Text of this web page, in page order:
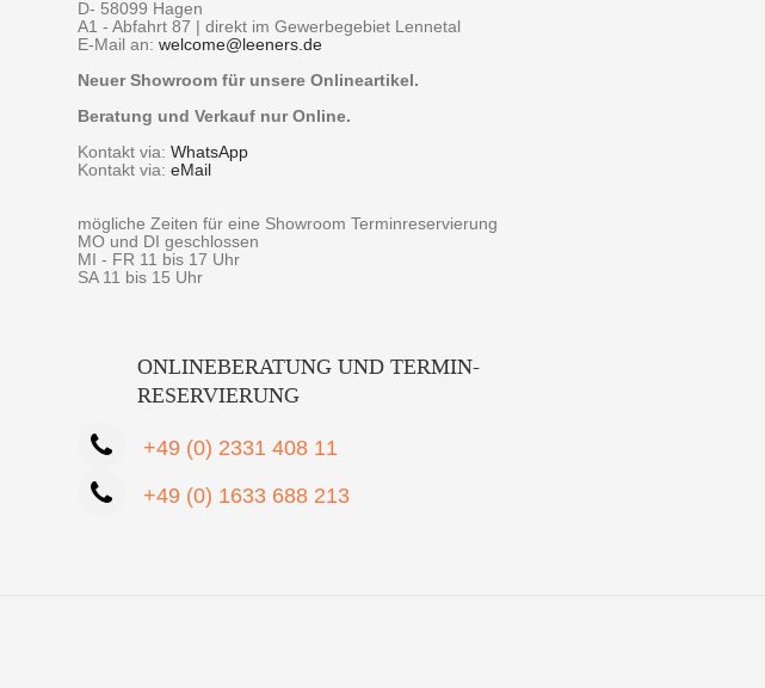
D- 58099 Hagen
A1 - Abfahrt 87 | direkt im Gewerbegebiet Lennetal
E-Mail an: welcome@leeners.de
Neuer Showroom für unsere Onlineartikel.
Beratung und Verkauf nur Online.
Kontakt via: WhatsApp
Kontakt via: eMail
mögliche Zeiten für eine Showroom Terminreservierung
MO und DI geschlossen
MI - FR 11 bis 17 Uhr
SA 11 bis 15 Uhr
ONLINEBERATUNG UND TERMIN-
RESERVIERUNG
+49 (0) 2331 408 11
+49 (0) 1633 688 213